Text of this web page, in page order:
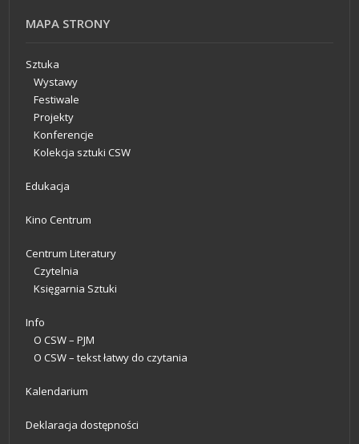
MAPA STRONY
Sztuka
Wystawy
Festiwale
Projekty
Konferencje
Kolekcja sztuki CSW
Edukacja
Kino Centrum
Centrum Literatury
Czytelnia
Księgarnia Sztuki
Info
O CSW – PJM
O CSW – tekst łatwy do czytania
Kalendarium
Deklaracja dostępności